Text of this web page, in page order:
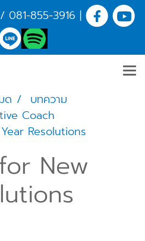
/ 081-855-3916 |
ด
บทความ
Coach
Resolutions
New